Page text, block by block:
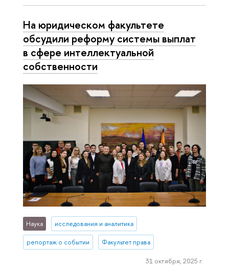
На юридическом факультете
обсудили реформу системы выплат
в сфере интеллектуальной
собственности
Наука исследования и аналитика
репортаж о событии Факультет права
31 октября, 2025 г.